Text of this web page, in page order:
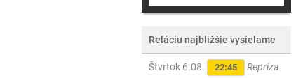
Reláciu najbližšie vysielame
Štvrtok 6.08. 22:45 Repríza